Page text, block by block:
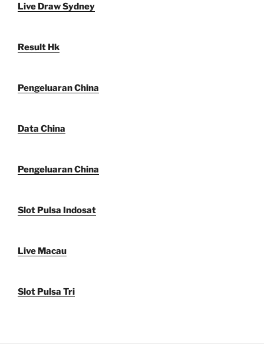
Live Draw Sydney
Result Hk
Pengeluaran China
Data China
Pengeluaran China
Slot Pulsa Indosat
Live Macau
Slot Pulsa Tri